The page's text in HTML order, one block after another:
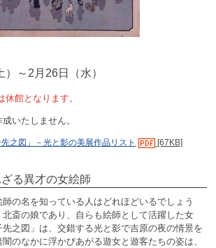
～2月26日（水）
休館となります。
いたしません。
之図」－光と影の美展作品リスト [67KB]
る異才の女絵師
の名を知っている人はどれほどいるでしょう
斎の娘であり、自らも絵師として活躍した女
之図」は、交錯する光と影で吉原の夜の情景を
のなかに浮かびあがる遊女と遊客たちの姿は、